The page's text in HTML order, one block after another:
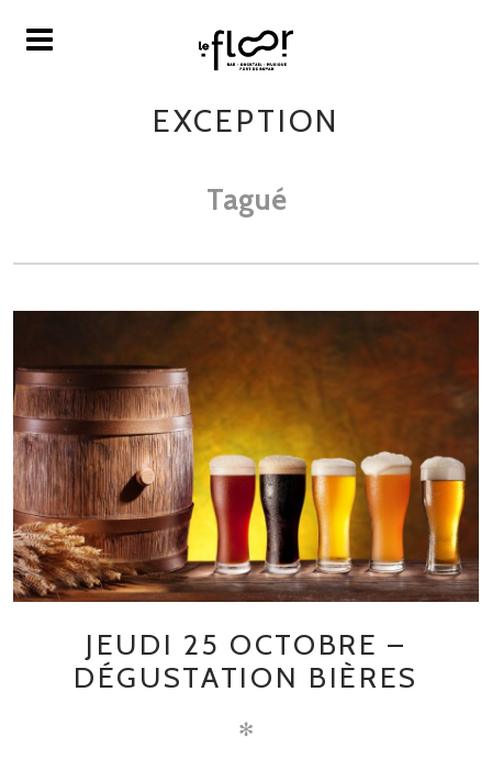
EXCEPTION
Tagué
JEUDI 25 OCTOBRE –
DÉGUSTATION BIÈRES
✻